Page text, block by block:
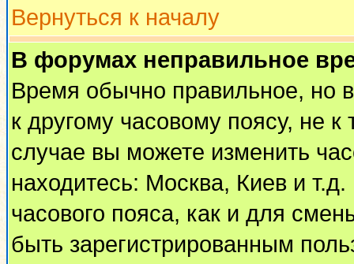
Вернуться к началу
В форумах неправильное
Время обычно правильное, но
к другому часовому поясу, не
случае вы можете изменить
находитесь: Москва, Киев и
часового пояса, как и для
быть зарегистрированным